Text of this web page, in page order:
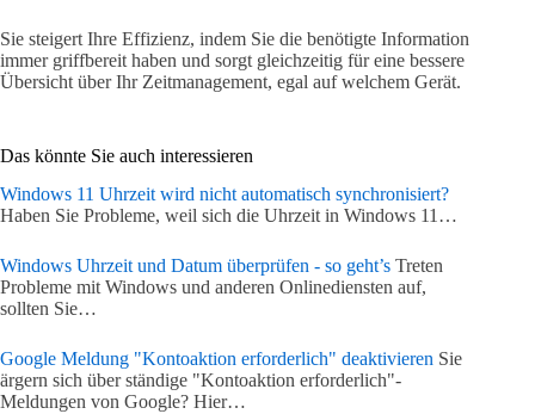
Sie steigert Ihre Effizienz, indem Sie die benötigte Information
immer griffbereit haben und sorgt gleichzeitig für eine bessere
Übersicht über Ihr Zeitmanagement, egal auf welchem Gerät.
Das könnte Sie auch interessieren
Windows 11 Uhrzeit wird nicht automatisch synchronisiert?
Haben Sie Probleme, weil sich die Uhrzeit in Windows 11…
Windows Uhrzeit und Datum überprüfen - so geht’s Treten
Probleme mit Windows und anderen Onlinediensten auf,
sollten Sie…
Google Meldung "Kontoaktion erforderlich" deaktivieren Sie
ärgern sich über ständige "Kontoaktion erforderlich"-
Meldungen von Google? Hier…